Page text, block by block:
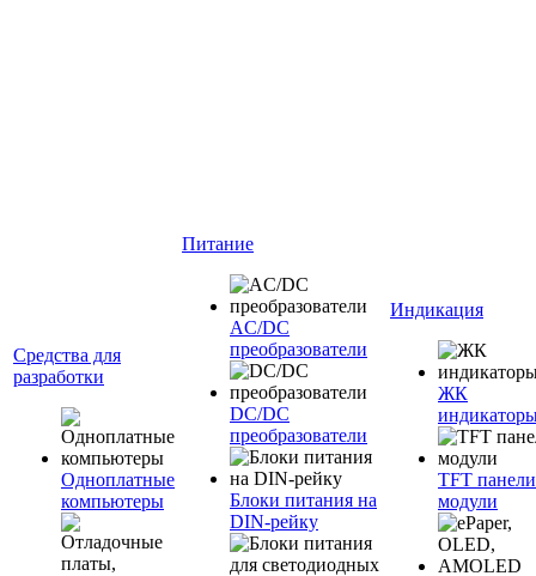
Средства для
разработки
Одноплатные
компьютеры
Питание
AC/DC
преобразователи
DC/DC
преобразователи
Блоки питания на
DIN-рейку
Индикация
ЖК
TFT
модули